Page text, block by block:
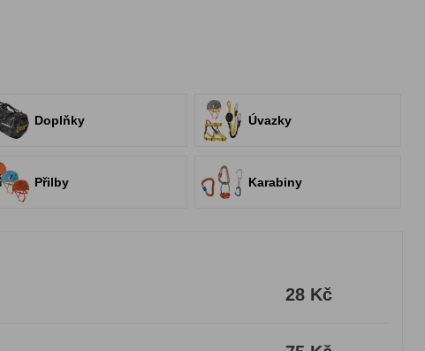
Doplňky Úvazky
Přilby Karabiny
28 Kč